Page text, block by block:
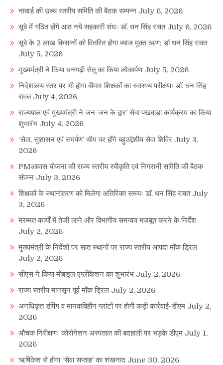
नाबार्ड की उच्च स्तरीय समिति की बैठक सम्पन्न July 6, 2026
सूबे में गठित होंगे आठ नये सहकारी संघः डाॅ. धन सिंह रावत July 6, 2026
सूबे के 2 लाख किसानों को वितरित होगा ब्याज मुक्त ऋण: डॉ धन सिंह रावत
July 5, 2026
मुख्यमंत्री ने किया धनगढ़ी सेतु का किया लोकार्पण July 5, 2026
निदेशालय स्तर पर भी होगा बीमार शिक्षकों का स्वास्थ्य परीक्षणः डाॅ. धन सिंह
रावत July 4, 2026
राज्यपाल एवं मुख्यमंत्री ने जन-जन के द्वार’ सेवा पखवाड़ा कार्यक्रम का किया
शुभारंभ July 4, 2026
‘सेवा, सुशासन एवं समर्पण’ थीम पर होंगे बहुउद्देशीय सेवा शिविर July 3,
2026
PMआवास योजना की राज्य स्तरीय स्वीकृति एवं निगरानी समिति की बैठक
संपन्न July 3, 2026
शिक्षकों के स्थानांतरण को मिलेगा अतिरिक्त समयः डाॅ. धन सिंह रावत July
3, 2026
मरम्मत कार्यों में तेजी लाने और विभागीय समन्वय मजबूत करने के निर्देश
July 2, 2026
मुख्यमंत्री के निर्देशों पर सात स्थानों पर राज्य स्तरीय आपदा मॉक ड्रिल
July 2, 2026
सीएस ने किया मोबाइल एप्लीकेशन का शुभारंभ July 2, 2026
राज्य स्तरीय मानसून पूर्व मॉक ड्रिल July 2, 2026
अनधिकृत डंपिंग व मानकविहीन प्लांटों पर होगी कड़ी कार्रवाई-डीएम July 2,
2026
औचक निरीक्षणः कोरोनेशन अस्पताल की बदहाली पर भड़के डीएम July 1,
2026
ऋषिकेश से होगा ‘सेवा सप्ताह’ का शंखनाद June 30, 2026